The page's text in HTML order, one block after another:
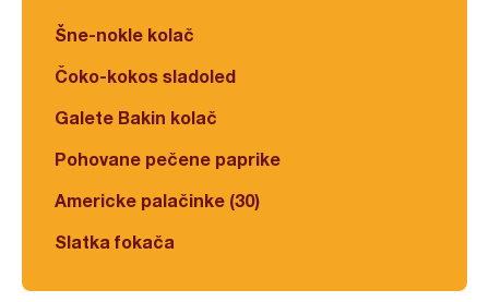
Šne-nokle kolač
Čoko-kokos sladoled
Galete Bakin kolač
Pohovane pečene paprike
Americke palačinke (30)
Slatka fokača